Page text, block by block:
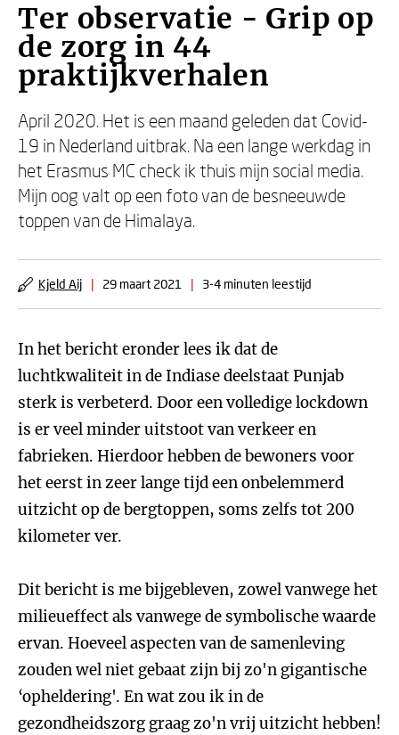
Ter observatie - Grip op
de zorg in 44
praktijkverhalen
April 2020. Het is een maand geleden dat Covid-
19 in Nederland uitbrak. Na een lange werkdag in
het Erasmus MC check ik thuis mijn social media.
Mijn oog valt op een foto van de besneeuwde
toppen van de Himalaya.
Kjeld Aij | 29 maart 2021 | 3-4 minuten leestijd
In het bericht eronder lees ik dat de
luchtkwaliteit in de Indiase deelstaat Punjab
sterk is verbeterd. Door een volledige lockdown
is er veel minder uitstoot van verkeer en
fabrieken. Hierdoor hebben de bewoners voor
het eerst in zeer lange tijd een onbelemmerd
uitzicht op de bergtoppen, soms zelfs tot 200
kilometer ver.
Dit bericht is me bijgebleven, zowel vanwege het
milieueffect als vanwege de symbolische waarde
ervan. Hoeveel aspecten van de samenleving
zouden wel niet gebaat zijn bij zo'n gigantische
‘opheldering'. En wat zou ik in de
gezondheidszorg graag zo'n vrij uitzicht hebben!